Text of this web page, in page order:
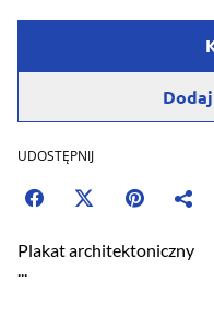
UDOSTĘPNIJ
Plakat architektoniczny
...